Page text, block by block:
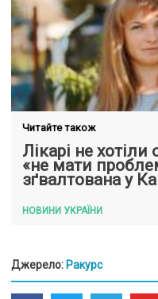
Читайте також
Лікарі не
«не мати
зґвалтована у
НОВИНИ УКРАЇНИ
Джерело: Ракурс